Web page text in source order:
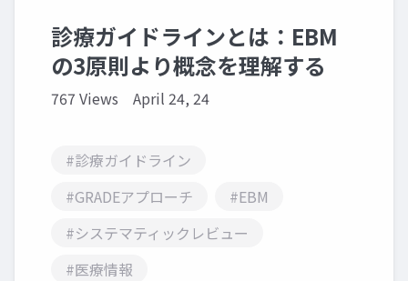
診療ガイドラインとは：EBM
の3原則より概念を理解する
767 Views April 24, 24
#診療ガイドライン
#GRADEアプローチ
#EBM
#システマティックレビュー
#医療情報